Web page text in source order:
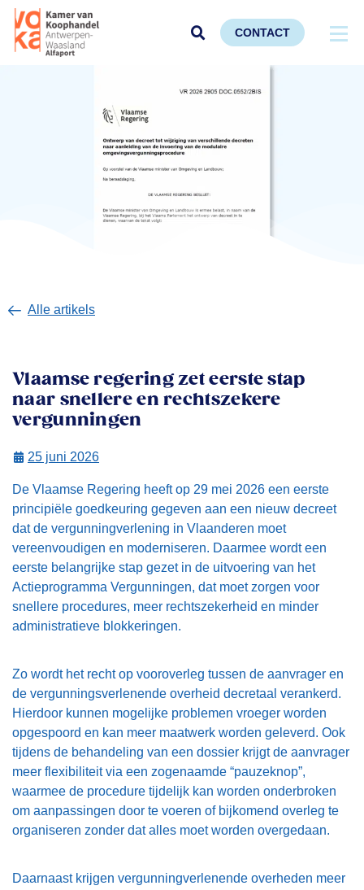
CONTACT
Alle artikels
Vlaamse regering zet eerste stap
naar snellere en rechtszekere
vergunningen
25 juni 2026
De Vlaamse Regering heeft op 29 mei 2026 een eerste
principiële goedkeuring gegeven aan een nieuw decreet
dat de vergunningverlening in Vlaanderen moet
vereenvoudigen en moderniseren. Daarmee wordt een
eerste belangrijke stap gezet in de uitvoering van het
Actieprogramma Vergunningen, dat moet zorgen voor
snellere procedures, meer rechtszekerheid en minder
administratieve blokkeringen.
Zo wordt het recht op vooroverleg tussen de aanvrager en
de vergunningsverlenende overheid decretaal verankerd.
Hierdoor kunnen mogelijke problemen vroeger worden
opgespoord en kan meer maatwerk worden geleverd. Ook
tijdens de behandeling van een dossier krijgt de aanvrager
meer flexibiliteit via een zogenaamde “pauzeknop”,
waarmee de procedure tijdelijk kan worden onderbroken
om aanpassingen door te voeren of bijkomend overleg te
organiseren zonder dat alles moet worden overgedaan.
Daarnaast krijgen vergunningverlenende overheden meer